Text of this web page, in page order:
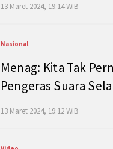
13 Maret 2024, 19:14 WIB
Nasional
Menag: Kita Tak
Pengeras Suara
13 Maret 2024, 19:12 WIB